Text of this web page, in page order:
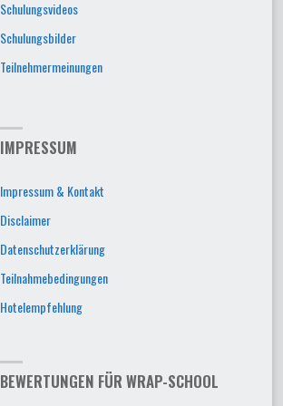
Schulungsvideos
Schulungsbilder
Teilnehmermeinungen
IMPRESSUM
Impressum & Kontakt
Disclaimer
Datenschutzerklärung
Teilnahmebedingungen
Hotelempfehlung
BEWERTUNGEN FÜR WRAP-SCHOOL